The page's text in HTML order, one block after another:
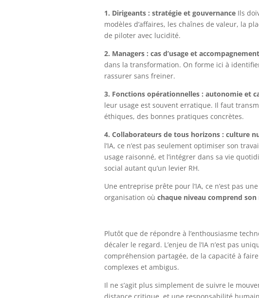
1. Dirigeants : stratégie et gouvernanceIls
modèles d’affaires, les chaînes de valeur, la
de piloter avec lucidité.
2. Managers : cas d’usage et
dans la transformation. On forme ici à
rassurer sans freiner.
3. Fonctions opérationnelles : autonomie et
leur usage est souvent erratique. Il faut
éthiques, des bonnes pratiques concrètes.
4. Collaborateurs de tous horizons : culture
l’IA, ce n’est pas seulement optimiser son
usage raisonné, et l’intégrer dans sa vie
social autant qu’un levier RH.
Une entreprise prête pour l’IA, ce n’est pas
organisation où chaque niveau comprend son
Plutôt que de répondre à l’enthousiasme
décaler le regard. L’enjeu de l’IA n’est pas
compréhension partagée, de la capacité à
complexes et ambigus.
Il ne s’agit plus simplement de suivre le
distance critique, et une responsabilité